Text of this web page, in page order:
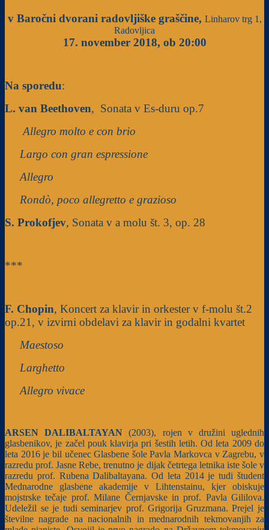
v Baročni dvorani radovljiške graščine, Linharov trg 1,
Radovljica
17. november 2018, ob 20:00
Na sporedu:
L. van Beethoven, Sonata v Es-duru op.7
Allegro molto e con brio
Largo con gran espressione
Allegro
Rondò, poco allegretto e grazioso
S. Prokofjev, Sonata v a molu št. 3, op. 28
***
F. Chopin, Koncert za klavir in orkester v f-molu št.2
op.21, v izvirni obdelavi za klavir in godalni kvartet
Maestoso
Larghetto
Allegro vivace
ARSEN DALIBALTAYAN(2003), rojen v družini uglednih
glasbenikov, je začel pouk klavirja pri šestih letih. Od leta 2009 do
leta 2016 je bil učenec Glasbene šole Pavla Markovca v Zagrebu, v
razredu prof. Jasne Rebe, trenutno je dijak četrtega letnika iste šole v
razredu prof. Rubena Dalibaltayana. Od leta 2014 je tudi študent
Mednarodne glasbene akademije v Lihtenstainu, kjer obiskuje
mojstrske tečaje prof. Milane Černjavske in prof. Pavla Gililova.
Udeležil se je tudi seminarjev prof. Grigorija Gruzmana. Prejel je
številne nagrade na nacionalnih in mednarodnih tekmovanjih za